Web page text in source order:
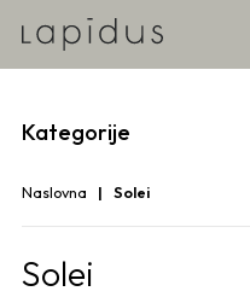
Kategorije
Naslovna Solei
Solei